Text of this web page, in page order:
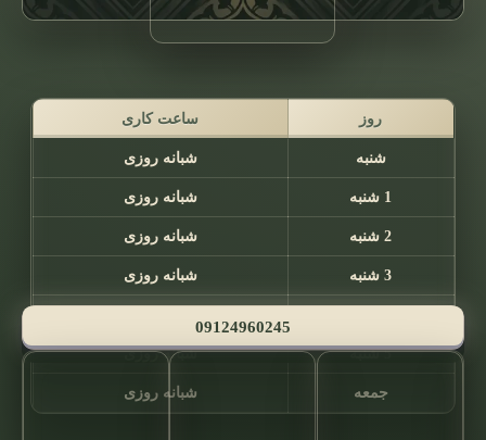
روز ساعت کاری
شنبه شبانه روزی
1 شنبه شبانه روزی
2 شنبه شبانه روزی
3 شنبه شبانه روزی
5 شنبه شبانه روزی
جمعه شبانه روزی
09124960245